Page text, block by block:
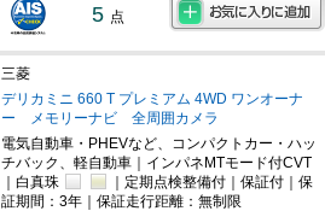
5 点
三菱
デリカミニ 660 T プレミアム 4WD ワンオーナ
ー メモリーナビ 全周囲カメラ
電気自動車・PHEVなど、コンパクトカー・ハッ
チバック、軽自動車｜インパネMTモード付CVT
｜白真珠
｜定期点検整備付｜保証付｜保
証期間：3年｜保証走行距離：無制限